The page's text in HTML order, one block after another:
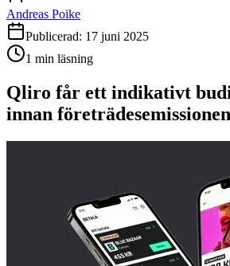
Andreas Poike
Publicerad: 17 juni 2025
1 min läsning
Qliro får ett indikativt
innan